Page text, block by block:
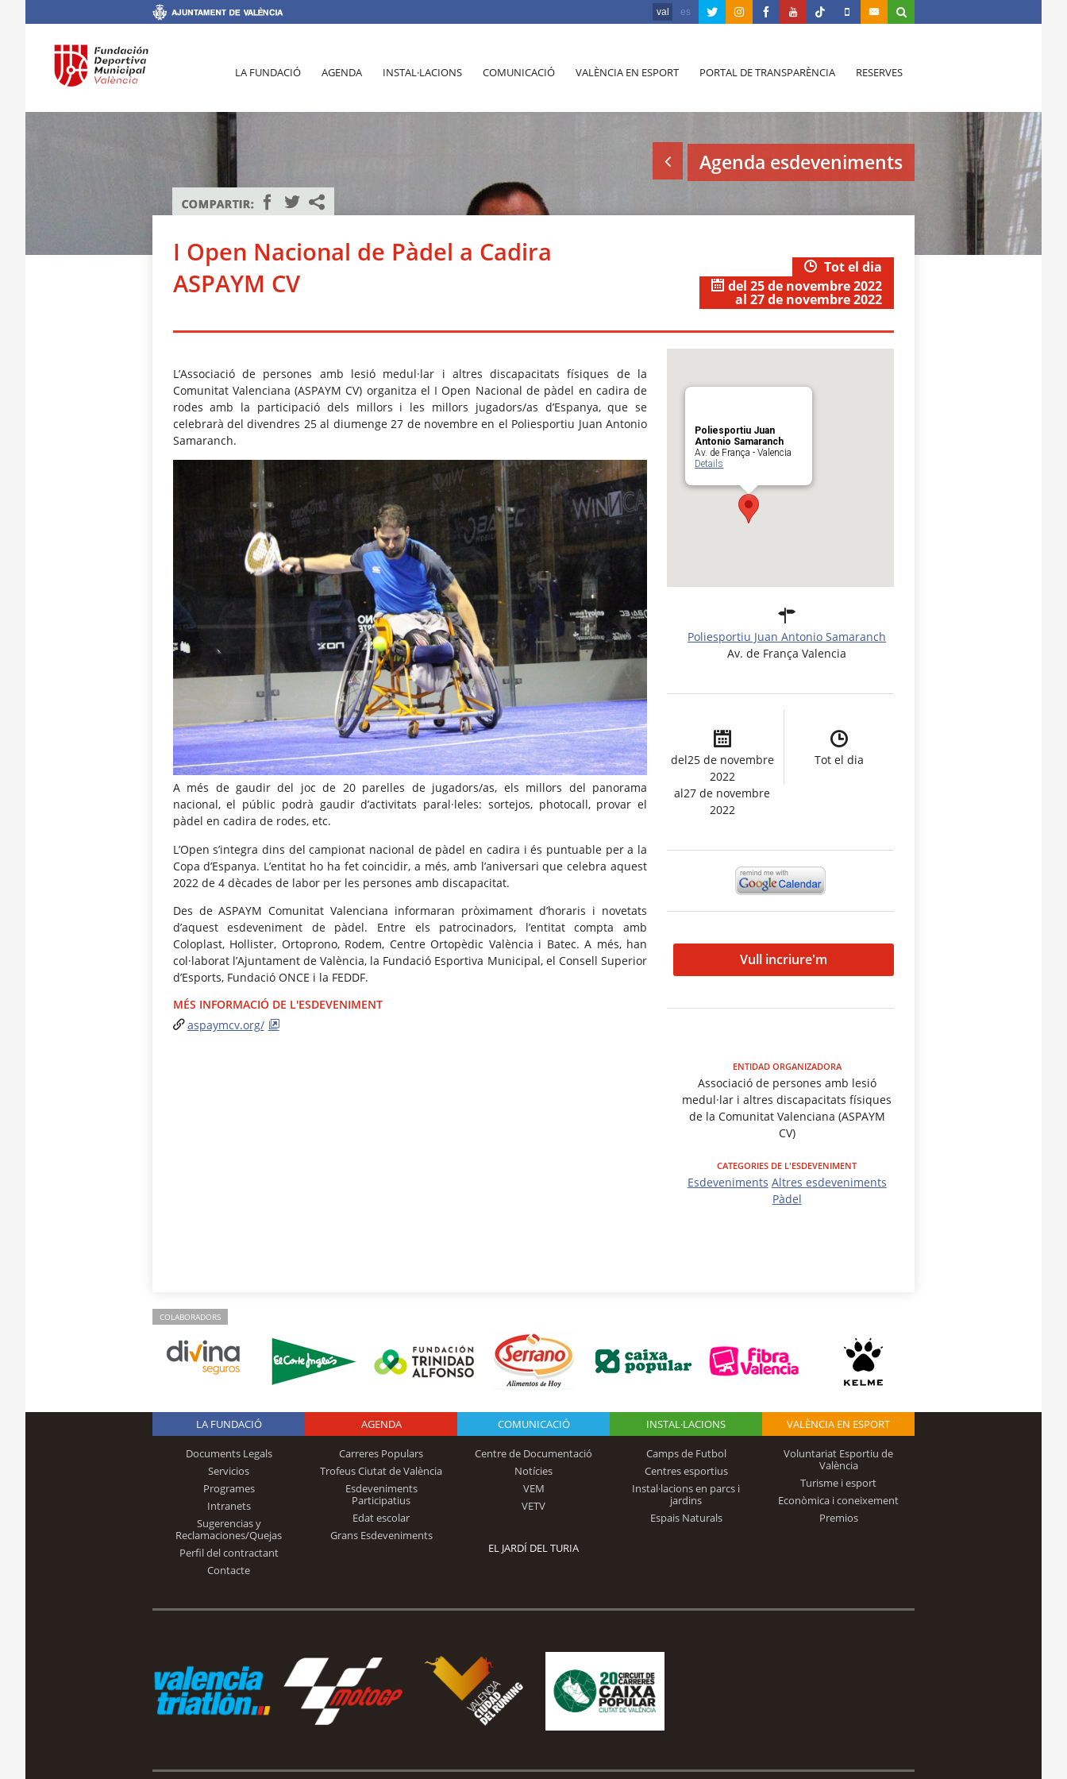
val es
LA FUNDACIÓ AGENDA INSTAL·LACIONS COMUNICACIÓ VALÈNCIA EN ESPORT PORTAL DE TRANSPARÈNCIA RESERVES
Agenda esdeveniments
I Open Nacional de Pàdel a Cadira
ASPAYM CV
Tot el dia
del 25 de novembre 2022
al 27 de novembre 2022
L’Associació de persones amb lesió medul·lar i altres discapacitats físiques de la
Comunitat Valenciana (ASPAYM CV) organitza el I Open Nacional de pàdel en cadira de
rodes amb la participació dels millors i les millors jugadors/as d’Espanya, que se
celebrarà del divendres 25 al diumenge 27 de novembre en el Poliesportiu Juan Antonio
Samaranch.
A més de gaudir del joc de 20 parelles de jugadors/as, els millors del panorama
nacional, el públic podrà gaudir d’activitats paral·leles: sortejos, photocall, provar el
pàdel en cadira de rodes, etc.
L’Open s’integra dins del campionat nacional de pàdel en cadira i és puntuable per a la
Copa d’Espanya. L’entitat ho ha fet coincidir, a més, amb l’aniversari que celebra aquest
2022 de 4 dècades de labor per les persones amb discapacitat.
Des de ASPAYM Comunitat Valenciana informaran pròximament d’horaris i novetats
d’aquest esdeveniment de pàdel. Entre els patrocinadors, l’entitat compta amb
Coloplast, Hollister, Ortoprono, Rodem, Centre Ortopèdic València i Batec. A més, han
col·laborat l’Ajuntament de València, la Fundació Esportiva Municipal, el Consell Superior
d’Esports, Fundació ONCE i la FEDDF.
MÉS INFORMACIÓ DE L'ESDEVENIMENT
aspaymcv.org/
Poliesportiu Juan
Antonio Samaranch
Av. de França - Valencia
Details
Poliesportiu Juan Antonio Samaranch
Av. de França Valencia
del25 de novembre
2022
al27 de novembre
2022
Tot el dia
Vull incriure'm
ENTIDAD ORGANIZADORA
Associació de persones amb lesió
medul·lar i altres discapacitats físiques
de la Comunitat Valenciana (ASPAYM
CV)
CATEGORIES DE L'ESDEVENIMENT
Esdeveniments Altres esdeveniments
Pàdel
COLABORADORS
Logo Fundación
Trinidad Alfonso
LA FUNDACIÓ
Documents Legals
Servicios
Programes
Intranets
Sugerencias y
Reclamaciones/Quejas
Perfil del contractant
Contacte
AGENDA
Carreres Populars
Trofeus Ciutat de València
Esdeveniments
Participatius
Edat escolar
Grans Esdeveniments
COMUNICACIÓ
Centre de Documentació
Notícies
VEM
VETV
INSTAL·LACIONS
Camps de Futbol
Centres esportius
Instal·lacions en parcs i
jardins
Espais Naturals
VALÈNCIA EN ESPORT
Voluntariat Esportiu de
València
Turisme i esport
Econòmica i coneixement
Premios
EL JARDÍ DEL TURIA